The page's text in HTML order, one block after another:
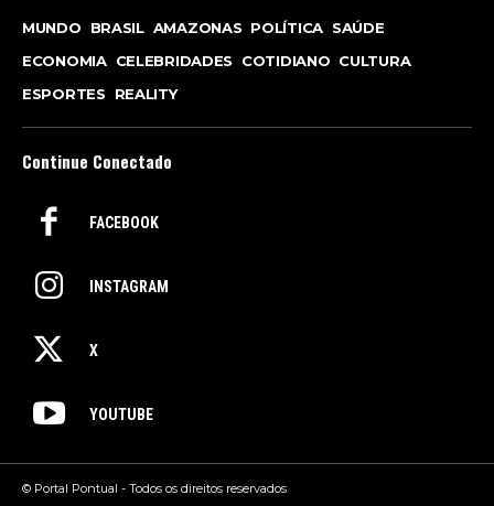
MUNDO BRASIL AMAZONAS POLÍTICA SAÚDE
ECONOMIA CELEBRIDADES COTIDIANO CULTURA
ESPORTES
REALITY
Continue Conectado
FACEBOOK
INSTAGRAM
X
YOUTUBE
© Portal Pontual - Todos os direitos reservados